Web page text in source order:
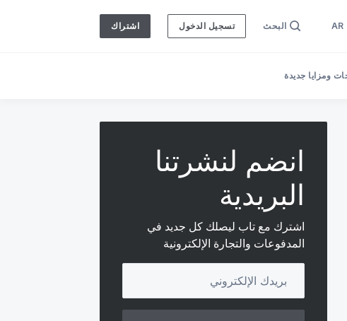
AR
البحث تسجيل الدخول اشتراك
ومزايا جديدة
انضم لنشرتنا
البريدية
اشترك مع تاب ليصلك كل جديد في
المدفوعات والتجارة الإلكترونية